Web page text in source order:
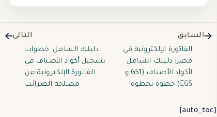
السابق
الفاتورة الإلكترونية في
مصر: دليلك الشامل
لأكواد الأصناف (GS1 و
EGS) خطوة بخطوة!
التالى
دليلك الشامل: خطوات
تسجيل أكواد الأصناف في
الفاتورة الإلكترونية من
مصلحة الضرائب
[auto_toc]